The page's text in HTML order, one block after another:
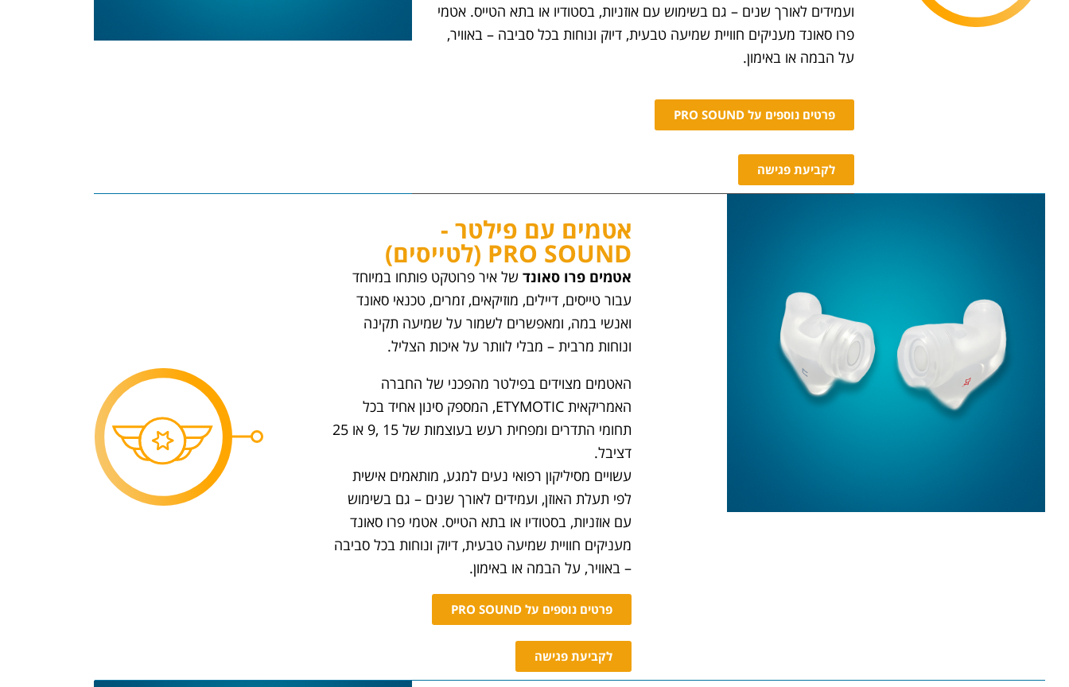
ועמידים לאורך שנים – גם בשימוש עם אוזניות, בסטודיו או בתא הטייס. אטמי
פרו סאונד מעניקים חוויית שמיעה טבעית, דיוק ונוחות בכל סביבה – באוויר,
על הבמה או באימון.
פרטים נוספים על PRO SOUND
לקביעת פגישה
אטמים עם פילטר -
PRO SOUND (לטייסים)
אטמים פרו סאונדשל איר פרוטקט פותחו במיוחד
עבור טייסים, דיילים, מוזיקאים, זמרים, טכנאי סאונד
ואנשי במה, ומאפשרים לשמור על שמיעה תקינה
ונוחות מרבית – מבלי לוותר על איכות הצליל.
האטמים מצוידים בפילטר מהפכני של החברה
האמריקאית ETYMOTIC, המספק סינון אחיד בכל
תחומי התדרים ומפחית רעש בעוצמות של ‎9‎, ‎15‎ או ‎25‎
דציבל.
עשויים מסיליקון רפואי נעים למגע, מותאמים אישית
לפי תעלת האוזן, ועמידים לאורך שנים – גם בשימוש
עם אוזניות, בסטודיו או בתא הטייס. אטמי פרו סאונד
מעניקים חוויית שמיעה טבעית, דיוק ונוחות בכל סביבה
– באוויר, על הבמה או באימון.
פרטים נוספים על PRO SOUND
לקביעת פגישה